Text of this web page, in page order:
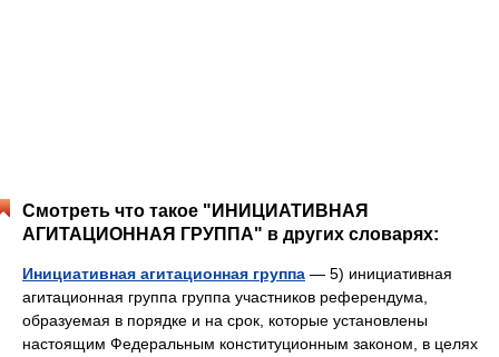
Смотреть что такое "ИНИЦИАТИВНАЯ
АГИТАЦИОННАЯ ГРУППА" в других словарях:
Инициативная агитационная группа — 5) инициативная
агитационная группа группа участников референдума,
образуемая в порядке и на срок, которые установлены
настоящим Федеральным конституционным законом, в целях